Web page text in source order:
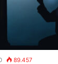
89.457